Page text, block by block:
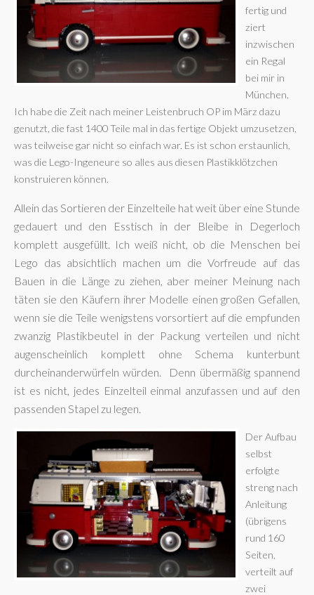
fertig und
ziert
inzwischen
ein Regal
bei mir in
München.
Ich habe die Zeit nach meiner Leistenbruch OP im März dazu
genutzt, die fast 1400 Teile mal in das fertige Objekt umzusetzen,
was teilweise gar nicht so einfach war. Es ist schon erstaunlich,
was die Lego-Ingeneure so alles aus diesen Plastikklötzchen
konstruieren können.
Allein das Sortieren der Einzelteile hat weit über eine Stunde
gedauert und den Esstisch in der Bleibe in Degerloch
komplett ausgefüllt. Ich weiß nicht, ob die Menschen bei
Lego das absichtlich machen um die Vorfreude auf das
Bauen in die Länge zu ziehen, aber meiner Meinung nach
täten sie den Käufern ihrer Modelle einen großen Gefallen,
wenn sie die Teile wenigstens vorsortiert auf die empfunden
zwanzig Plastikbeutel in der Packung verteilen und nicht
augenscheinlich komplett ohne Schema kunterbunt
durcheinanderwürfeln würden. Denn übermäßig spannend
ist es nicht, jedes Einzelteil einmal anzufassen und auf den
passenden Stapel zu legen.
Der Aufbau
selbst
erfolgte
streng nach
Anleitung
(übrigens
rund 160
Seiten,
verteilt auf
zwei